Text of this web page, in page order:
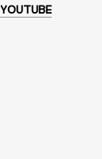
YOUTUBE